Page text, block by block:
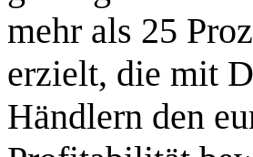
mehr als 25
erzielt, die mit
Händlern den